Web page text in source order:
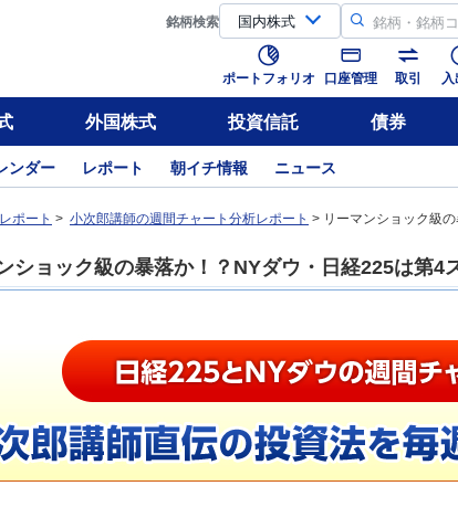
銘柄検索
ポートフォリオ 口座管理 取引
外国株式 投資信託 債券
ンダー レポート 朝イチ情報 ニュース
レポート > 小次郎講師の週間チャート分析レポート > リーマンショック級
ショック級の暴落か！？NYダウ・日経225は第4